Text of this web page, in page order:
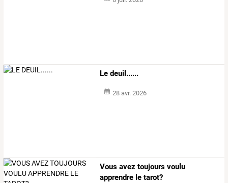
Le deuil......
28 avr. 2026
Vous avez toujours voulu
apprendre le tarot?